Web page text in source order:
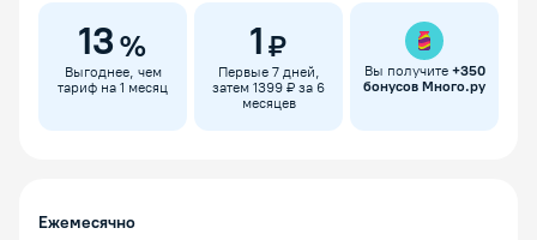
13 %
Выгоднее, чем
тариф на 1 месяц
1 ₽
Первые 7 дней,
затем 1399 ₽ за 6
месяцев
Вы получите +350
бонусов Много.ру
Ежемесячно